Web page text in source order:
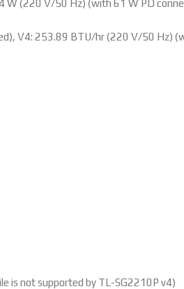
W (220 V/50 Hz) (with 61 W PD
V4: 253.89 BTU/hr (220 V/50 Hz)
is not supported by TL-SG2210P v4)